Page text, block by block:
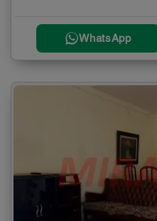
WhatsApp